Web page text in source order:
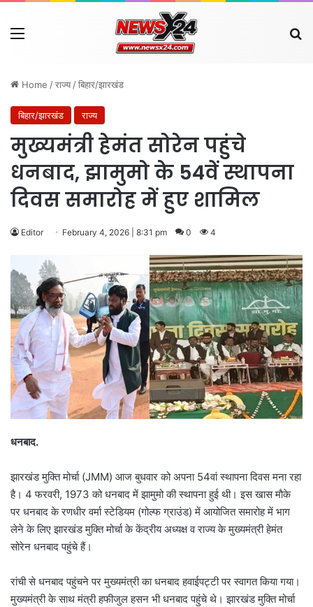
Menu
Home /राज्य /बिहार/झारखंड
बिहार/झारखंड राज्य
मुख्यमंत्री हेमंत सोरेन पहुंचे
धनबाद, झामुमो के 54वें स्थापना
दिवस समारोह में हुए शामिल
Editor February 4, 2026 | 8:31 pm 0 4
धनबाद.
झारखंड मुक्ति मोर्चा (JMM) आज बुधवार को अपना 54वां स्थापना दिवस मना रहा
है। 4 फरवरी, 1973 को धनबाद में झामुमो की स्थापना हुई थी। इस खास माैके
पर धनबाद के रणधीर वर्मा स्टेडियम (गोल्फ ग्राउंड) में आयोजित समारोह में भाग
लेने के लिए झारखंड मुक्ति मोर्चा के केंद्रीय अध्यक्ष व राज्य के मुख्यमंत्री हेमंत
सोरेन धनबाद पहुंचे हैं।
रांची से धनबाद पहुंचने पर मुख्यमंत्री का धनबाद हवाईपट्टी पर स्वागत किया गया।
मुख्यमंत्री के साथ मंत्री हफीजुल हसन भी धनबाद पहुंचे थे। झारखंड मुक्ति मोर्चा